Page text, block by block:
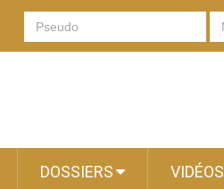
DOSSIERS VIDÉOS